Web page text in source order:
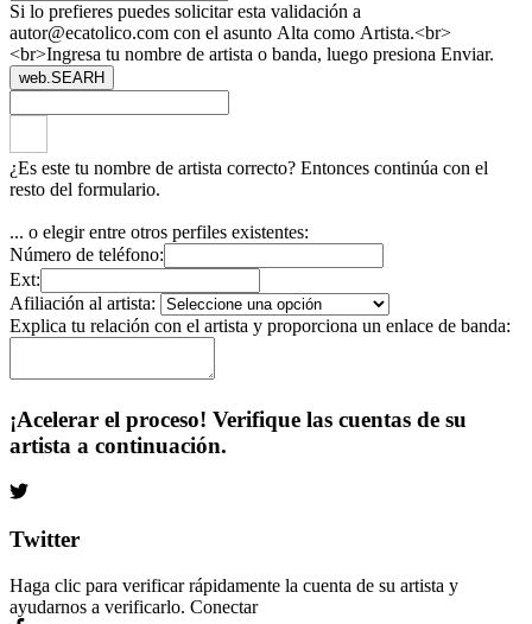
Si lo prefieres puedes solicitar esta validación a
autor@ecatolico.com con el asunto Alta como Artista.<br>
<br>Ingresa tu nombre de artista o banda, luego presiona Enviar.
web.SEARH
¿Es este tu nombre de artista correcto? Entonces continúa con el
resto del formulario.
... o elegir entre otros perfiles existentes:
Número de teléfono:
Ext:
Afiliación al artista:
Explica tu relación con el artista y proporciona un enlace de banda:
¡Acelerar el proceso! Verifique las cuentas de su
artista a continuación.
Twitter
Haga clic para verificar rápidamente la cuenta de su artista y
ayudarnos a verificarlo. Conectar